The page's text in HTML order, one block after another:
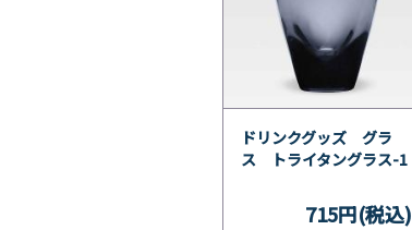
ドリンクグッズ グラ
ス トライタングラス-1
715円(税込)